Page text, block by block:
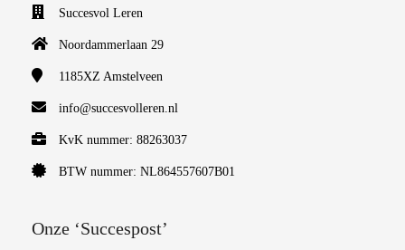
Succesvol Leren
Noordammerlaan 29
1185XZ Amstelveen
info@succesvolleren.nl
KvK nummer: 88263037
BTW nummer: NL864557607B01
Onze ‘Succespost’